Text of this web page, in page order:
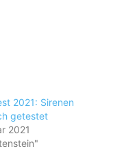
2021: Sirenen
getestet
2021